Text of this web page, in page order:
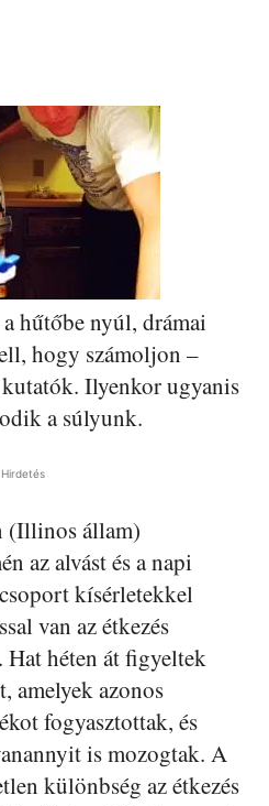
hűtőbe nyúl, drámai
hogy számoljon –
Ilyenkor ugyanis
a súlyunk.
Hirdetés
(Illinos állam)
az alvást és a napi
kísérletekkel
van az étkezés
héten át figyeltek
amelyek azonos
fogyasztottak, és
is mozogtak. A
különbség az étkezés